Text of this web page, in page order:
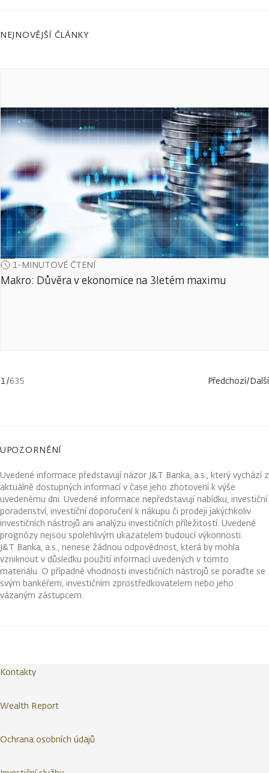
NEJNOVĚJŠÍ ČLÁNKY
1-MINUTOVÉ ČTENÍ
Makro: Důvěra v ekonomice na 3letém maximu
1/635 Předchozí/Další
UPOZORNĚNÍ
Uvedené informace představují názor J&T Banka, a.s., který vychází z
aktuálně dostupných informací v čase jeho zhotovení k výše
uvedenému dni. Uvedené informace nepředstavují nabídku, investiční
poradenství, investiční doporučení k nákupu či prodeji jakýchkoliv
investičních nástrojů ani analýzu investičních příležitostí. Uvedené
prognózy nejsou spolehlivým ukazatelem budoucí výkonnosti.
J&T Banka, a.s., nenese žádnou odpovědnost, která by mohla
vzniknout v důsledku použití informací uvedených v tomto
materiálu. O případné vhodnosti investičních nástrojů se poraďte se
svým bankéřem, investičním zprostředkovatelem nebo jeho
vázaným zástupcem.
Kontakty
Wealth Report
Ochrana osobních údajů